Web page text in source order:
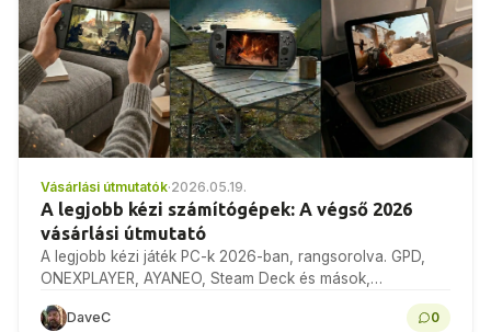
Vásárlási útmutatók·2026.05.19.
A legjobb kézi számítógépek: A végső 2026
vásárlási útmutató
A legjobb kézi játék PC-k 2026-ban, rangsorolva. GPD,
ONEXPLAYER, AYANEO, Steam Deck és mások,
összehasonlító tesztekkel, specifikációkkal és szakértői
vásárlási tanácsokkal.
DaveC 0